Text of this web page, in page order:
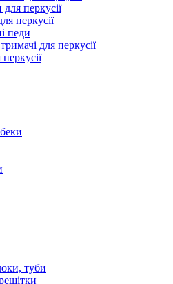
перкусії
перкусії
педи
для перкусії
туби